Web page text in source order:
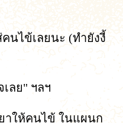
นไข้เลยนะ (ทำยังงี้
ลย" ฯลฯ
าให้คนไข้ ในแผนก